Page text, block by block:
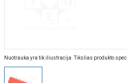
Nuotrauka yra tik iliustracija. Tikslias produkto